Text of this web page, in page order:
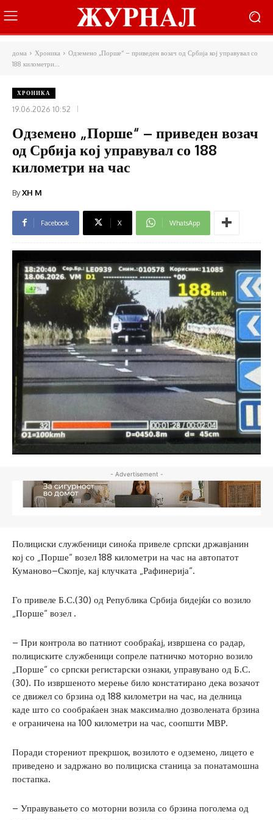
дома Хроника
Одземено „Порше“ – приведен возач од Србија кој управувал со
188 километри...
ХРОНИКА
19.06.2026 10:52
Одземено „Порше“ – приведен возач
од Србија кој управувал со 188
километри на час
ByXH M
Facebook X WhatsApp
- Advertisement -
Полициски службеници синоќа привеле српски државјанин
кој со „Порше“ возел 188 километри на час на автопатот
Куманово–Скопје, кај клучката „Рафинерија“.
Го привеле Б.С.(30) од Република Србија бидејќи со возило
„Порше“ возел .
– При контрола во патниот сообраќај, извршена со радар,
полициските службеници сопреле патничко моторно возило
„Порше“ со српски регистарски ознаки, управувано од Б.С.
(30). По извршеното мерење било констатирано дека возачот
се движел со брзина од 188 километри на час, на делница
каде што со сообраќаен знак максимално дозволената брзина
е ограничена на 100 километри на час, соопшти МВР.
Поради сторениот прекршок, возилото е одземено, лицето е
приведено и задржано во полициска станица за понатамошна
постапка.
– Управувањето со моторни возила со брзина поголема од